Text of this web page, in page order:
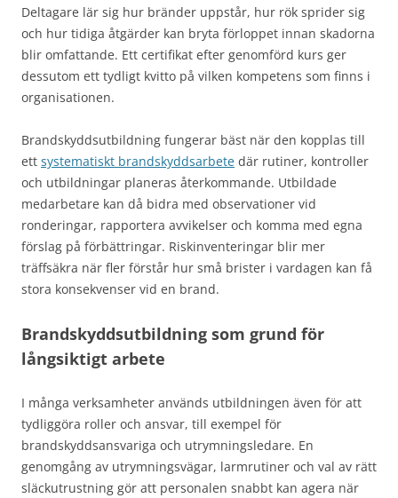
Deltagare lär sig hur bränder uppstår, hur rök sprider sig
och hur tidiga åtgärder kan bryta förloppet innan skadorna
blir omfattande. Ett certifikat efter genomförd kurs ger
dessutom ett tydligt kvitto på vilken kompetens som finns i
organisationen.
Brandskyddsutbildning fungerar bäst när den kopplas till
ett systematiskt brandskyddsarbete där rutiner, kontroller
och utbildningar planeras återkommande. Utbildade
medarbetare kan då bidra med observationer vid
ronderingar, rapportera avvikelser och komma med egna
förslag på förbättringar. Riskinventeringar blir mer
träffsäkra när fler förstår hur små brister i vardagen kan få
stora konsekvenser vid en brand.
Brandskyddsutbildning som grund för
långsiktigt arbete
I många verksamheter används utbildningen även för att
tydliggöra roller och ansvar, till exempel för
brandskyddsansvariga och utrymningsledare. En
genomgång av utrymningsvägar, larmrutiner och val av rätt
släckutrustning gör att personalen snabbt kan agera när